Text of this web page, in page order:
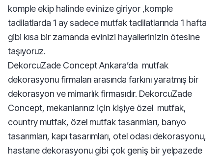
komple ekip halinde evinize giriyor ,komple
tadilatlarda 1 ay sadece mutfak tadilatlarında 1 hafta
gibi kısa bir zamanda evinizi hayallerinizin ötesine
taşıyoruz.
DekorcuZade Concept Ankara’da mutfak
dekorasyonu firmaları arasında farkını yaratmış bir
dekorasyon ve mimarlık firmasıdır. DekorcuZade
Concept, mekanlarınız için kişiye özel mutfak,
country mutfak, özel mutfak tasarımları, banyo
tasarımları, kapı tasarımları, otel odası dekorasyonu,
hastane dekorasyonu gibi çok geniş bir yelpazede